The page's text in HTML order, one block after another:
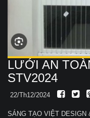
LƯỚI AN
STV2024
22/Th12/2024
SÁNG TẠO VIỆT DESIGN